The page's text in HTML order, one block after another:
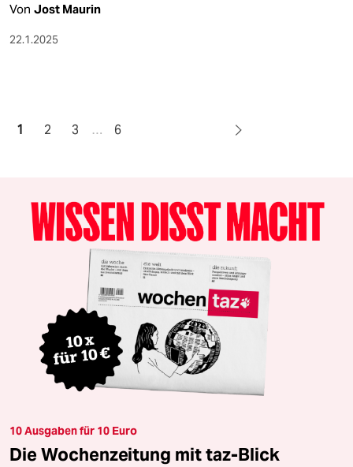
Von Jost Maurin
22.1.2025
1 2 3 … 6
10 Ausgaben für 10 Euro
Die Wochenzeitung mit taz-Blick